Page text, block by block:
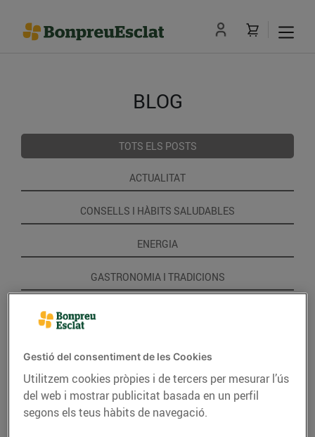
BLOG
TOTS ELS POSTS
ACTUALITAT
CONSELLS I HÀBITS SALUDABLES
ENERGIA
GASTRONOMIA I TRADICIONS
Gestió del consentiment de les Cookies
Utilitzem cookies pròpies i de tercers per mesurar l’ús
del web i mostrar publicitat basada en un perfil
segons els teus hàbits de navegació.